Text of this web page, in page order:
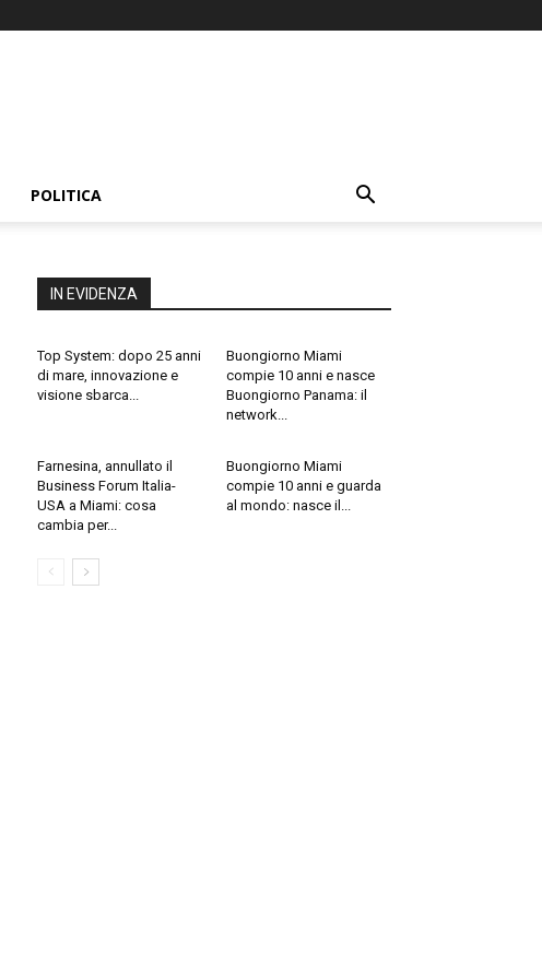
POLITICA
IN EVIDENZA
Top System: dopo 25 anni
di mare, innovazione e
visione sbarca...
Buongiorno Miami
compie 10 anni e nasce
Buongiorno Panama: il
network...
Farnesina, annullato il
Business Forum Italia-
USA a Miami: cosa
cambia per...
Buongiorno Miami
compie 10 anni e guarda
al mondo: nasce il...